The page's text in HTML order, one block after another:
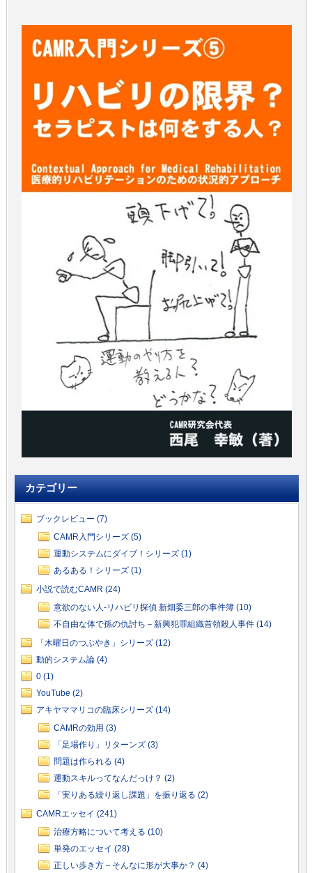
カテゴリー
ブックレビュー (7)
CAMR入門シリーズ (5)
運動システムにダイブ！シリーズ (1)
あるある！シリーズ (1)
小説で読むCAMR (24)
意欲のない人-リハビリ探偵 新畑委三郎の事件簿 (10)
不自由な体で孫の仇討ち－新興犯罪組織首領殺人事件 (14)
「木曜日のつぶやき」シリーズ (12)
動的システム論 (4)
0 (1)
YouTube (2)
アキヤママリコの臨床シリーズ (14)
CAMRの効用 (3)
「足場作り」リターンズ (3)
問題は作られる (4)
運動スキルってなんだっけ？ (2)
「実りある繰り返し課題」を振り返る (2)
CAMRエッセイ (241)
治療方略について考える (10)
単発のエッセイ (28)
正しい歩き方－そんなに形が大事か？ (4)